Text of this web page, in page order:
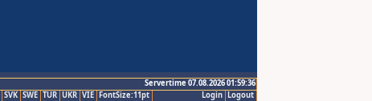
Servertime 07.08.2026 01:59:36
Logout
Login
SVK SWE TUR UKR VIE FontSize:11pt